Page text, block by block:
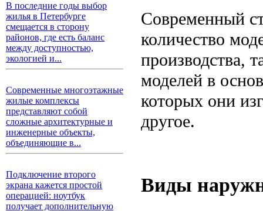
В последние годы выбор
жилья в Петербурге
смещается в сторону
районов, где есть баланс
между доступностью,
экологией и...
Современные многоэтажные
жилые комплексы
представляют собой
сложные архитектурные и
инженерные объекты,
объединяющие в...
Подключение второго
экрана кажется простой
операцией: ноутбук
получает дополнительную
Современный
количество
производства,
моделей в
которых они
другое.
Виды